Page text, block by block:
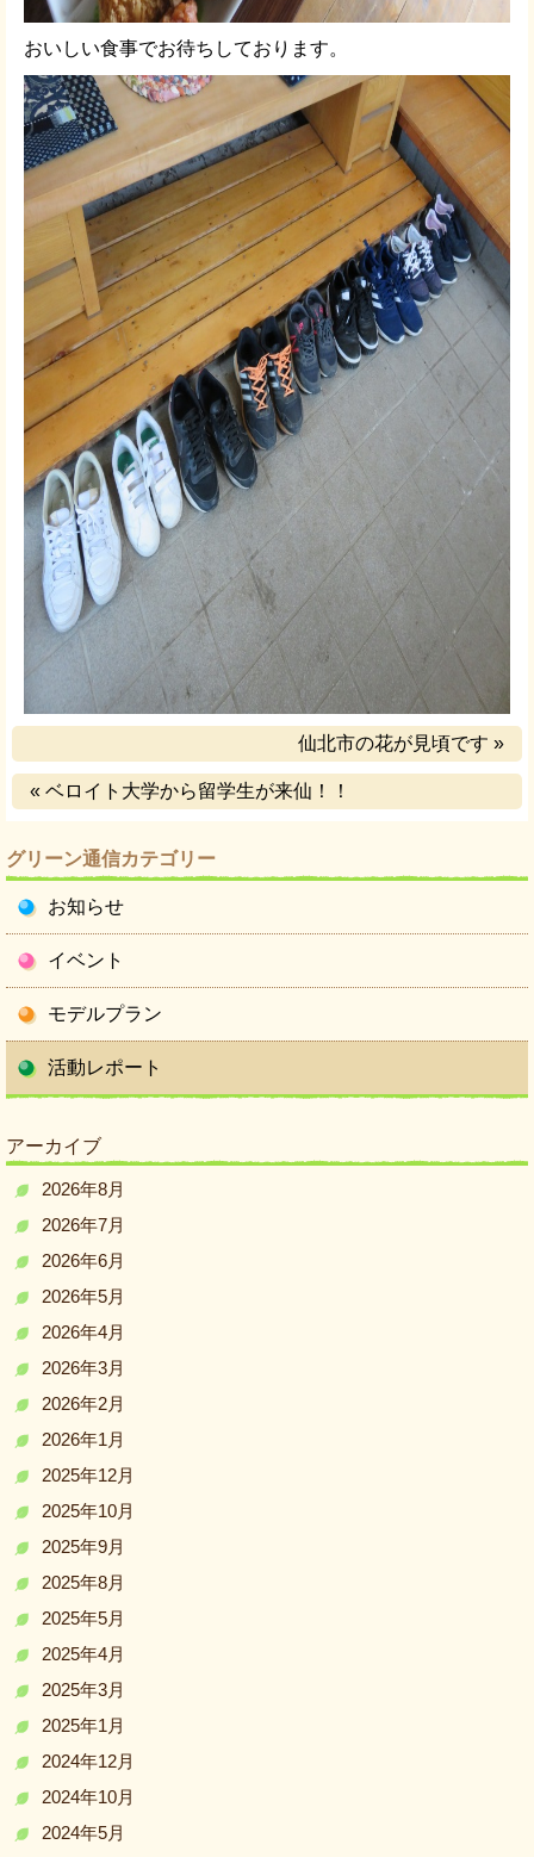
おいしい食事でお待ちしております。
仙北市の花が見頃です »
« ベロイト大学から留学生が来仙！！
グリーン通信カテゴリー
お知らせ
イベント
モデルプラン
活動レポート
アーカイブ
2026年8月
2026年7月
2026年6月
2026年5月
2026年4月
2026年3月
2026年2月
2026年1月
2025年12月
2025年10月
2025年9月
2025年8月
2025年5月
2025年4月
2025年3月
2025年1月
2024年12月
2024年10月
2024年5月